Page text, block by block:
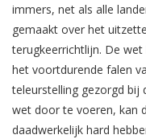
immers, net als alle
gemaakt over het
terugkeerrichtlijn. De
het voortdurende falen
teleurstelling gezorgd bij
wet door te voeren, kan
daadwerkelijk hard